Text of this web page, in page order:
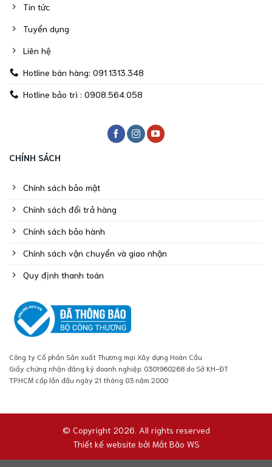
Tin tức
Tuyển dụng
Liên hệ
Hotline bán hàng: 091.1313.348
Hotline bảo trì : 0908.564.058
CHÍNH SÁCH
Chính sách bảo mật
Chính sách đổi trả hàng
Chính sách bảo hành
Chính sách vận chuyển và giao nhận
Quy định thanh toán
Công ty Cổ phần Sản xuất Thương mại Xây dựng Hoàn Cầu
Giấy chứng nhận đăng ký doanh nghiệp: 0301960268 do Sở KH-ĐT
TP.HCM cấp lần đầu ngày 21 tháng 03 năm 2000
© Copyright 2026. All rights reserved
Thiết kế website bởi Mắt Bão WS